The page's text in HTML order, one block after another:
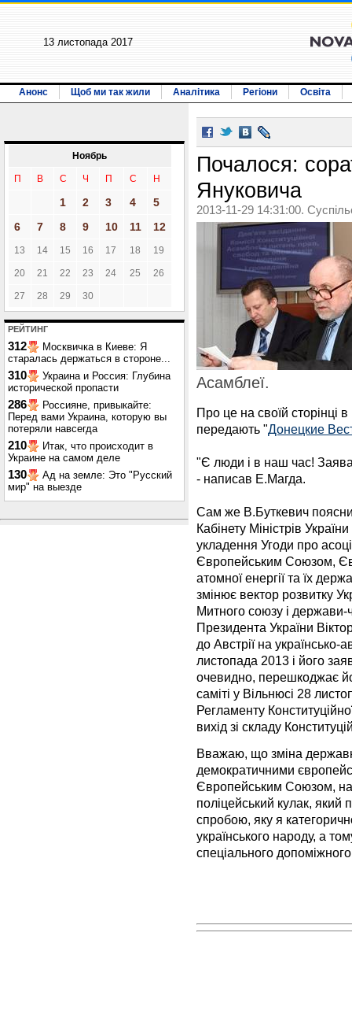
13 листопада 2017
Анонс Щоб ми так жили Аналітика Регіони Освіта
Ноябрь
П В С Ч П С Н
1 2 3 4
5
6
7 8 9 10 11 12
13 14 15 16 17 18 19
20 21 22 23 24 25 26
27 28 29 30
РЕЙТИНГ
312
Москвичка в Киеве: Я
старалась держаться в стороне...
310
Украина и Россия: Глубина
исторической пропасти
286
Россияне, привыкайте:
Перед вами Украина, которую вы
потеряли навсегда
210
Итак, что происходит в
Украине на самом деле
130
Ад на земле: Это "Русский
мир" на выезде
Почалося:
Януковича
2013-11-29 14:31:00.
Асамблеї.
Про це на своїй сторінці
передають "Донецкие
"Є люди і в наш час! Заява
- написав Е.Магда.
Сам же В.Буткевич
Кабінету Міністрів
укладення Угоди про
Європейським Союзом,
атомної енергії та їх
змінює вектор розвитку
Митного союзу і
Президента України
до Австрії на українсько-
листопада 2013 і його
очевидно, перешкоджає
саміті у Вільнюсі 28
Регламенту
вихід зі складу
Вважаю, що зміна
демократичними
Європейським Союзом, на
поліцейський кулак, який
спробою, яку я
українського народу, а
спеціального